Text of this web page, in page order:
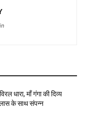
धारा, माँ गंगा की दिव्य
के साथ संपन्न